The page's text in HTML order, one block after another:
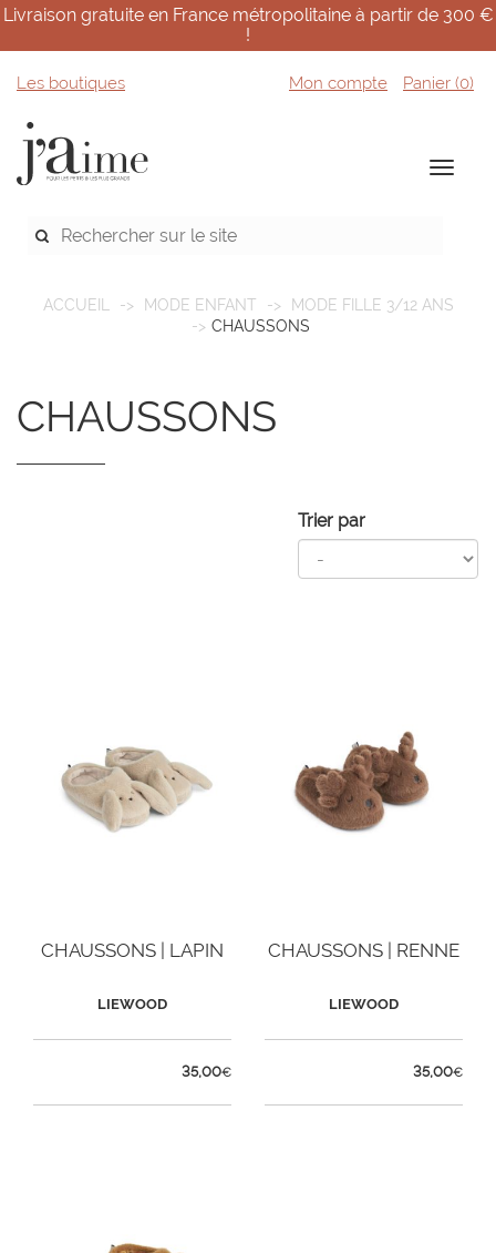
Livraison gratuite en France métropolitaine à partir de 300 €
!
Les boutiques Mon compte Panier (0)
ACCUEIL MODE ENFANT
MODE FILLE 3/12 ANS
CHAUSSONS
CHAUSSONS
Trier par
CHAUSSONS | LAPIN
LIEWOOD
35,00€
CHAUSSONS | RENNE
LIEWOOD
35,00€